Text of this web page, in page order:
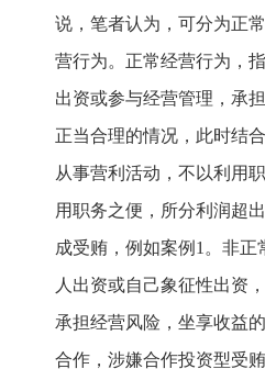
说，笔者认为，可分为正
营行为。正常经营行为，
出资或参与经营管理，承
正当合理的情况，此时结
从事营利活动，不以利用
用职务之便，所分利润超
成受贿，例如案例1。非
人出资或自己象征性出资
承担经营风险，坐享收益
合作，涉嫌合作投资型受